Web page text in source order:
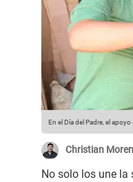
En el Día del Padre, el
Christian
No solo los une la